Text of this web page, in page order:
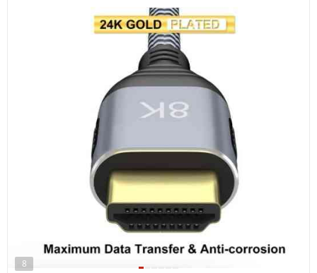
8